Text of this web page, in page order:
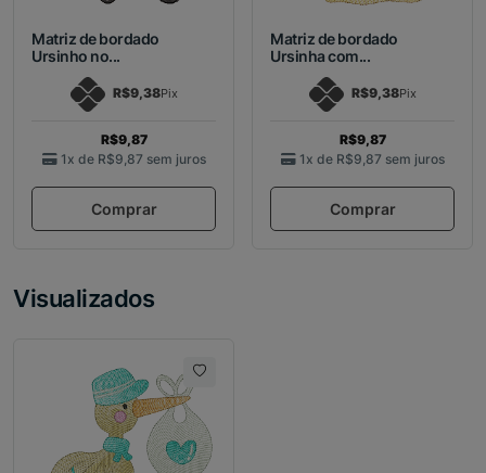
Matriz de bordado
Ursinho no...
R$9,38Pix
R$9,87
1x de R$9,87 sem juros
Comprar
Matriz de bordado
Ursinha com...
R$9,38Pix
R$9,87
1x de R$9,87 sem juros
Comprar
Visualizados